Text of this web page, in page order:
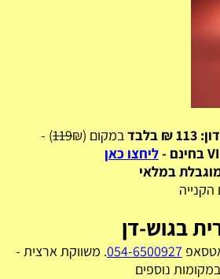
במקום ( 119₪) -
ליחצו כאן
במלאי
בגוש-דן
054-6500927. משווקת ארצית -
נוספים